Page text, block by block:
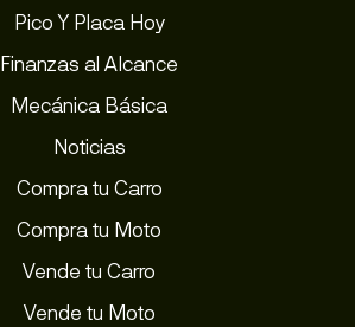
Pico Y Placa Hoy
Finanzas al Alcance
Mecánica Básica
Noticias
Compra tu Carro
Compra tu Moto
Vende tu Carro
Vende tu Moto